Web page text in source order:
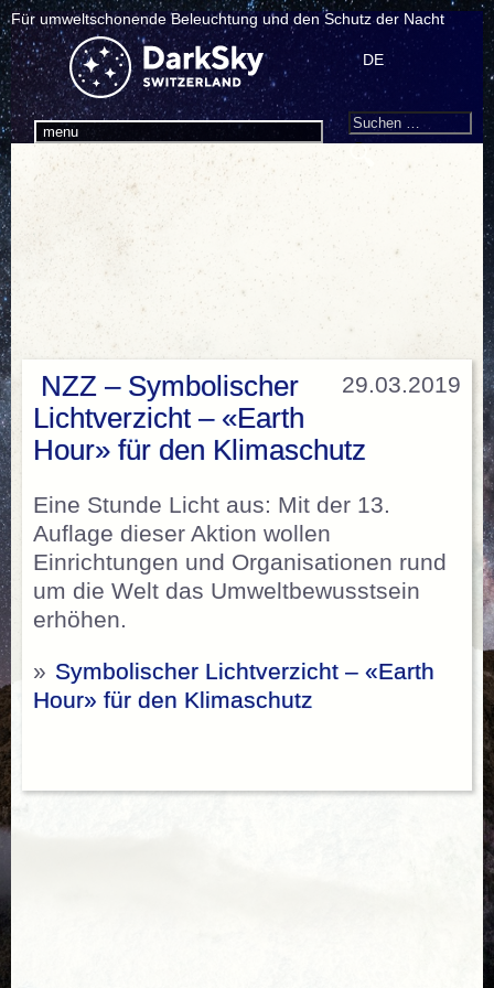
Für umweltschonende Beleuchtung und den Schutz der Nacht
menu
DE
Search
Suchen
29.03.2019
NZZ – Symbolischer
Lichtverzicht – «Earth
Hour» für den Klimaschutz
Eine Stunde Licht aus: Mit der 13.
Auflage dieser Aktion wollen
Einrichtungen und Organisationen rund
um die Welt das Umweltbewusstsein
erhöhen.
» Symbolischer Lichtverzicht – «Earth
Hour» für den Klimaschutz